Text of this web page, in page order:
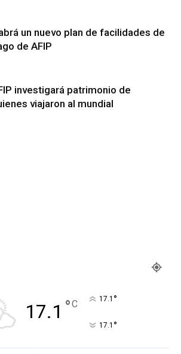
un nuevo plan de facilidades de
de AFIP
investigará patrimonio de
viajaron al mundial
17.1 °C 17.1 °
17.1 °